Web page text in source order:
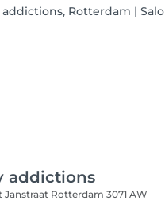
addictions
Janstraat Rotterdam 3071 AW